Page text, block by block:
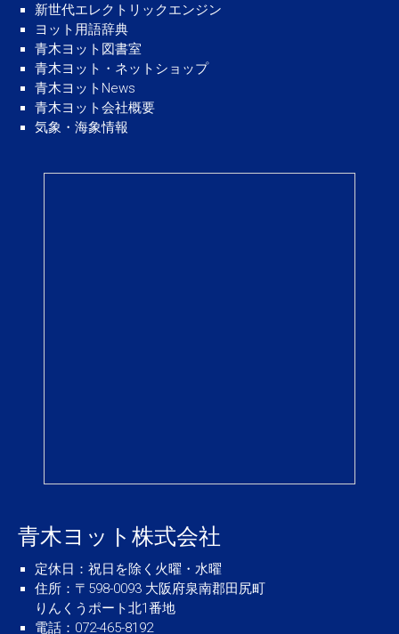
新世代エレクトリックエンジン
ヨット用語辞典
青木ヨット図書室
青木ヨット・ネットショップ
青木ヨットNews
青木ヨット会社概要
気象・海象情報
青木ヨット株式会社
定休日 ：祝日を除く火曜・水曜
住所 ：〒598-0093 大阪府泉南郡田尻町
りんくうポート北1番地
電話 ：072-465-8192